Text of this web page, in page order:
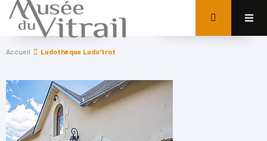
Accueil Ludothèque Ludo'trot